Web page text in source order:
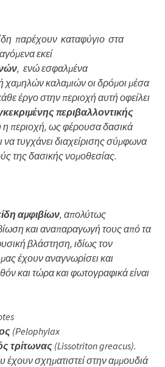
παρέχουν καταφύγιο στα
εκεί
, ενώ εσφαλμένα
χαμηλών καλαμιών οι δρόμοι μέσα
έργο στην περιοχή αυτή οφείλει
περιβαλλοντικής
περιοχή, ως φέρουσα δασικά
να τυγχάνει διαχείρισης σύμφωνα
της δασικής νομοθεσίας.
αμφιβίων, απολύτως
και αναπαραγωγή τους από τα
βλάστηση, ιδίως τον
έχουν αναγνωρίσει και
και τώρα και φωτογραφικά είναι
(Pelophylax
τρίτωνας(Lissotriton greacus).
σχηματιστεί στην αμμουδιά